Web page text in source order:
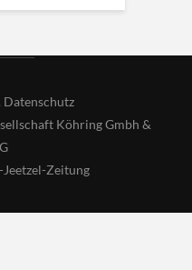
Datenschutz
Köhring Gmbh &
Jeetzel-Zeitung